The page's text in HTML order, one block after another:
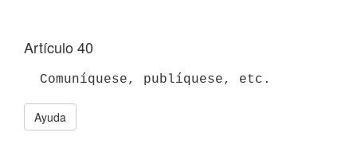
Artículo 40
Ayuda